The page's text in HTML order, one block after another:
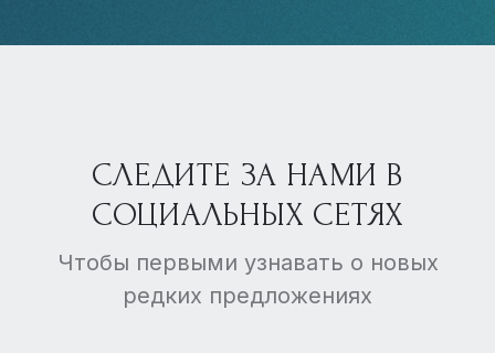
СЛЕДИТЕ ЗА НАМИ В
СОЦИАЛЬНЫХ СЕТЯХ
Чтобы первыми узнавать о новых
редких предложениях